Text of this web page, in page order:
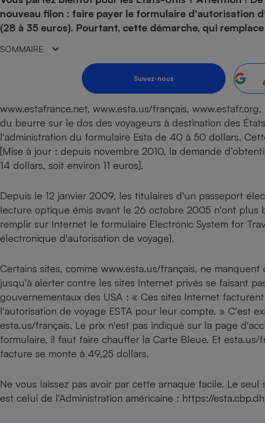
nouveau filon : faire payer le formulaire d'autorisation
(28 à 35 euros). Pourtant, cette démarche, qui
SOMMAIRE
Suivez-nous
www.estafrance.net, www.esta.us/français,
du beurre sur le dos des voyageurs à destination des
l'administration du formulaire Esta de 40 à 50 dollars.
[Mise à jour : depuis novembre 2010, la demande
14 dollars, soit environ 11 euros].
Depuis le 12 janvier 2009, les titulaires d'un passeport
lecture optique émis avant le 26 octobre 2005 n'ont plus
remplir sur Internet le formulaire Electronic System for
électronique d'autorisation de voyage).
Certains sites, comme www.esta.us/français, ne
jusqu'à alerter contre les sites Internet privés se faisant
gouvernementaux des USA : « Ces sites Internet
l'autorisation de voyage ESTA pour leur compte. » C'est
esta.us/français. Le prix n'est pas indiqué sur la page
formulaire, il faut faire chauffer la Carte Bleue. Et esta.us/
facture se monte à 49,25 dollars.
Ne vous laissez pas avoir par cette arnaque facile. Le
est celui de l'Administration américaine : https://
Nutrition
Produit alimentaire
Complément
alimentaire
Mutuelle
Assurance emprunteur
Assurance auto
Carburant
Comparateur auto
Supermarché - Drive
Comparatif
Comparatif réfrigérateur-
Comparatif hotte aspirante
Comparatif climatiseur mobile
Comparatif aspirateur balai
Comparatif aspirateur traîneau
Comparatif robot cuiseur
Comparatif centrale vapeur
Petit électroménager -
Lave-linge
Électricité - Gaz
Comparatif
Comparatif casque audio
Comparatif imprimante
Comparatif ordinateur portable
Comparatif ultrabook
Comparatif tablette tactile
Image et son
Informatique
Internet
Téléviseur
Comparatif
pression
Comparatif tondeuse robot
Comparatif radiateur électrique
Aménagement
Bricolage - Jardinage
Chauffage
Produit d'entretien
Sécurité domestique
Comparateur
Comparateur
Hygiène - Beauté
Maladie - Médecine -
Système de santé -
Mutuelle
Antimoustique
Maison de retraite
Choisir son fioul
Choisir son pellet
Comparateur assurance emprunteur
Energie Moins Chère Ensemble
Tous les comparateurs
Toutes les cartes interactives
Speedtest - Testez le débit de votre
connexion Internet
nous ?